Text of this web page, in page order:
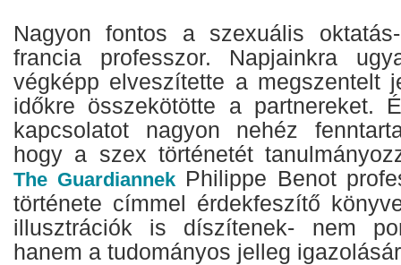
Nagyon fontos a szexuális
francia professzor. Napjainkra
végképp elveszítette a megszentelt
időkre összekötötte a partnereket.
kapcsolatot nagyon nehéz
hogy a szex történetét
The GuardiannekPhilippe Benot
története címmel érdekfeszítő
illusztrációk is díszítenek- nem
hanem a tudományos jelleg